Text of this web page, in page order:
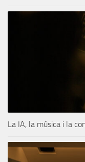
La IA, la música i la